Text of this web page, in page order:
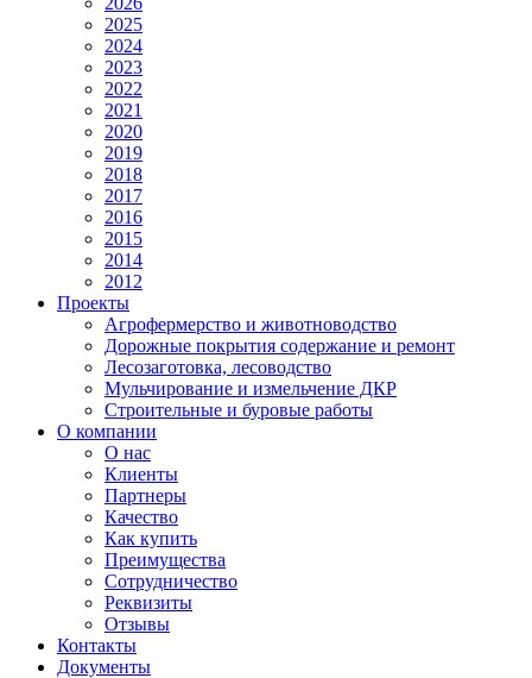
2025
2024
2023
2022
2021
2020
2019
2018
2017
2016
2015
2014
2012
Проекты
Агрофермерство и животноводство
Дорожные покрытия содержание и ремонт
Лесозаготовка, лесоводство
Мульчирование и измельчение ДКР
Строительные и буровые работы
О компании
О нас
Клиенты
Партнеры
Качество
Как купить
Преимущества
Сотрудничество
Реквизиты
Отзывы
Контакты
Документы